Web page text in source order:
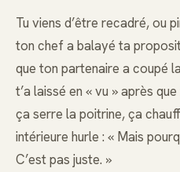
Tu viens d’être recadré, ou
ton chef a balayé ta
que ton partenaire a coupé
t’a laissé en « vu » après
ça serre la poitrine, ça
intérieure hurle : « Mais
C’est pas juste. »